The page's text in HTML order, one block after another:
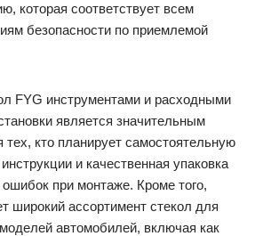
которая соответствует всем
безопасности по приемлемой
FYG инструментами и расходными
является значительным
кто планирует самостоятельную
и качественная упаковка
при монтаже. Кроме того,
широкий ассортимент стекол для
автомобилей, включая как